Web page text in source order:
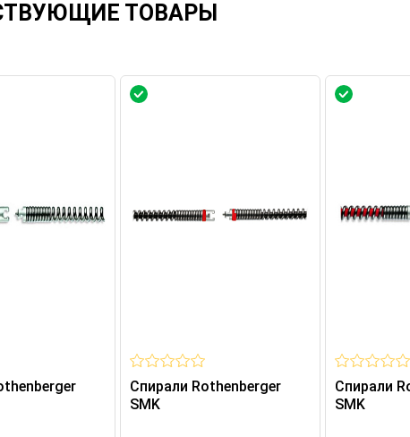
ТОВАРЫ
Спирали Rothenberger
SMK
Спирали
SMK